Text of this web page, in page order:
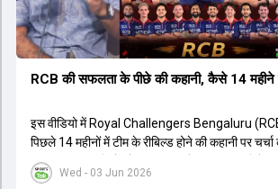
Wed - 03 Jun 2026
RCB की सफलता के पीछे की कहानी, कैसे 14 महीने
इस वीडियो में Royal Challengers Bengaluru
पिछले 14 महीनों में टीम के रीबिल्ड होने की कहानी पर
अपनी पुरानी गलतियों को स्वीकार करते हुए एक नया रिसेट
मैनेजमेंट में Mo Bobat, Andy Flower, Dinesh